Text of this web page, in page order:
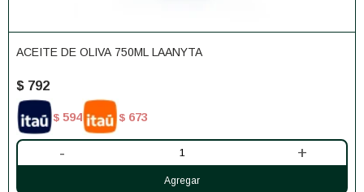
ACEITE DE OLIVA 750ML LAANYTA
$ 792
$ 594 $ 673
- +